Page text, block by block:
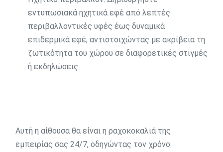
εντυπωσιακά ηχητικά εφέ από λεπτές
περιβαλλοντικές υφές έως δυναμικά
επιδερμικά εφέ, αντιστοιχώντας με ακρίβεια τη
ζωτικότητα του χώρου σε διαφορετικές στιγμές
ή εκδηλώσεις.
Αυτή η αίθουσα θα είναι η ραχοκοκαλιά της
εμπειρίας σας 24/7, οδηγώντας τον χρόνο